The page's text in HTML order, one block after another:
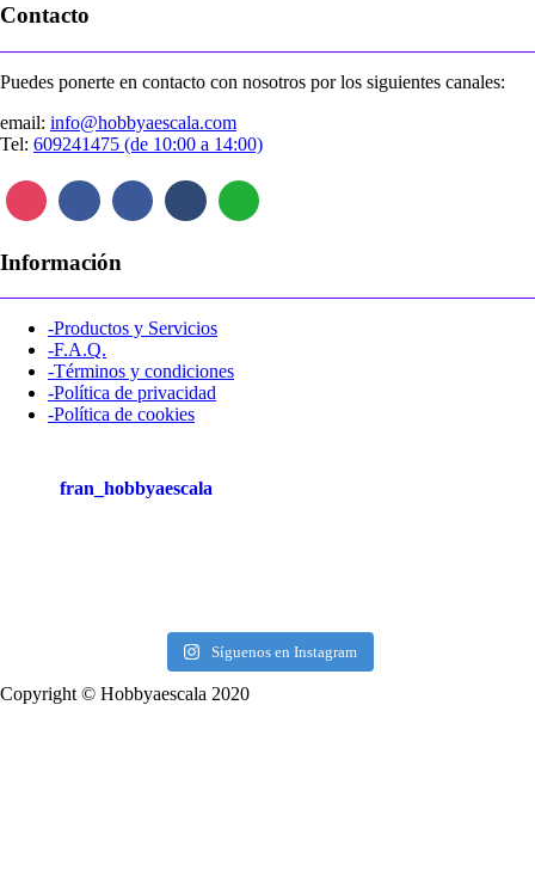
Contacto
Puedes ponerte en contacto con nosotros por los siguientes canales:
email: info@hobbyaescala.com
Tel: 609241475 (de 10:00 a 14:00)
Información
-Productos y Servicios
-F.A.Q.
-Términos y condiciones
-Política de privacidad
-Política de cookies
fran_hobbyaescala
Síguenos en Instagram
Copyright © Hobbyaescala 2020